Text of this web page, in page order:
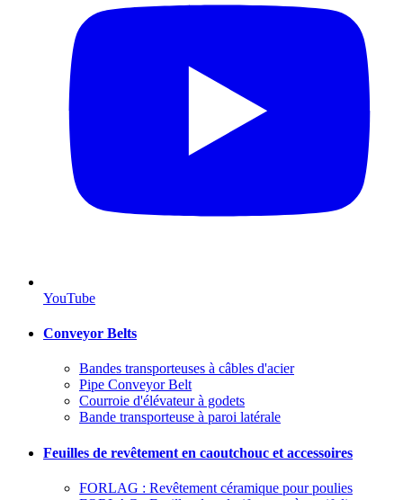
YouTube
Conveyor Belts
Bandes transporteuses à câbles d'acier
Pipe Conveyor Belt
Courroie d'élévateur à godets
Bande transporteuse à paroi latérale
Feuilles de revêtement en caoutchouc et accessoires
FORLAG : Revêtement céramique pour poulies